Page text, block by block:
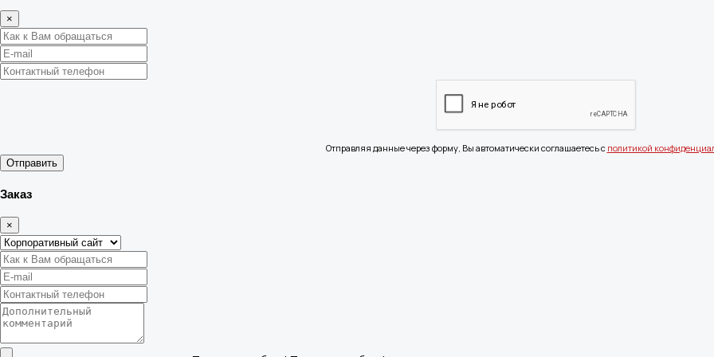
×
Отправляя данные через форму, Вы автоматически соглашаетесь с политикой
Отправить
Заказ
×